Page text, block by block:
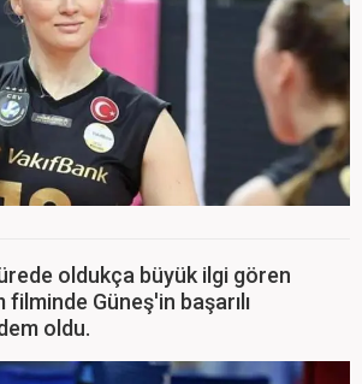
oldukça büyük ilgi gören
filminde Güneş'in başarılı
oldu.